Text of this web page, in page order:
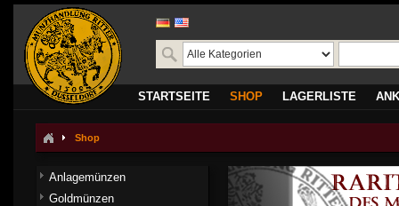
STARTSEITE SHOP LAGERLISTE
Shop
Anlagemünzen
Goldmünzen